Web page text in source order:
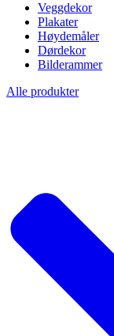
Veggdekor
Plakater
Høydemåler
Dørdekor
Bilderammer
Alle produkter